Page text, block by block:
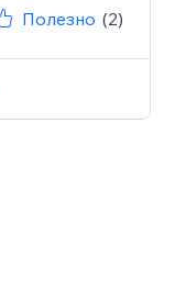
Полезно (2)